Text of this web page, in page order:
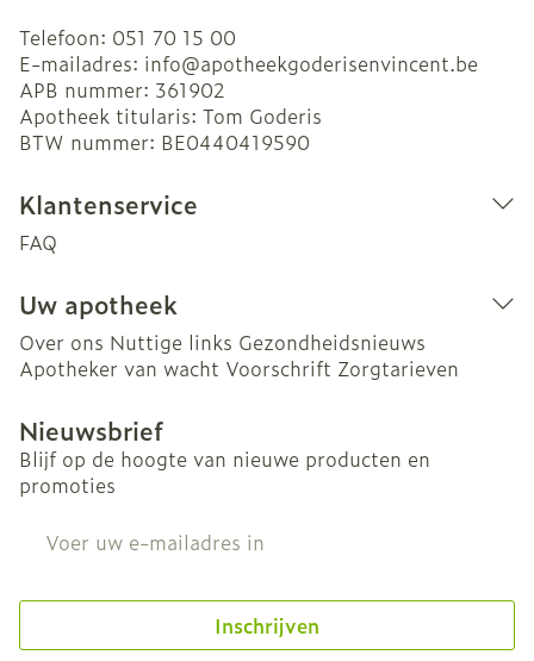
Telefoon: 051 70 15 00
E-mailadres: info@apotheekgoderisenvincent.be
APB nummer: 361902
Apotheek titularis: Tom Goderis
BTW nummer: BE0440419590
Klantenservice
FAQ
Uw apotheek
Over ons Nuttige links Gezondheidsnieuws
Apotheker van wacht Voorschrift Zorgtarieven
Nieuwsbrief
Blijf op de hoogte van nieuwe producten en
promoties
Inschrijven